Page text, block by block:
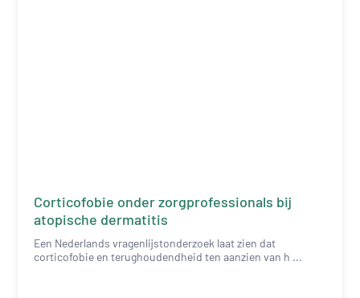
Corticofobie onder zorgprofessionals bij
atopische dermatitis
Een Nederlands vragenlijstonderzoek laat zien dat
corticofobie en terughoudendheid ten aanzien van h ...